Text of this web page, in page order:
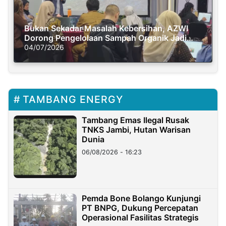
Bukan Sekadar Masalah Kebersihan, AZWI
Dorong Pengelolaan Sampah Organik Jadi
Solusi Krisis Iklim
04/07/2026
TAMBANG ENERGY
Tambang Emas Ilegal Rusak
TNKS Jambi, Hutan Warisan
Dunia
06/08/2026 - 16:23
Pemda Bone Bolango Kunjungi
PT BNPG, Dukung Percepatan
Operasional Fasilitas Strategis